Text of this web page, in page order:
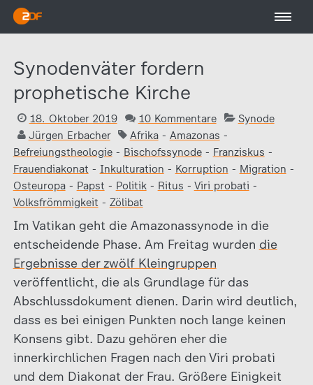
Synodenväter fordern
prophetische Kirche
18. Oktober 2019 10 Kommentare
Synode
Jürgen Erbacher
Afrika- Amazonas -
Befreiungstheologie- Bischofssynode- Franziskus -
Frauendiakonat - Inkulturation - Korruption - Migration -
Osteuropa- Papst - Politik- Ritus - Viri probati -
Volksfrömmigkeit - Zölibat
Im Vatikan geht die Amazonassynode in die
entscheidende Phase. Am Freitag wurden die
Ergebnisse der zwölf Kleingruppen
veröffentlicht, die als Grundlage für das
Abschlussdokument dienen. Darin wird deutlich,
dass es bei einigen Punkten noch lange keinen
Konsens gibt. Dazu gehören eher die
innerkirchlichen Fragen nach den Viri probati
und dem Diakonat der Frau. Größere Einigkeit